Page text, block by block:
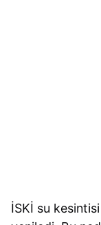
İSKİ su